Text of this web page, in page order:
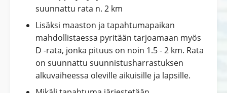
suunnattu rata n. 2 km
Lisäksi maaston ja tapahtumapaikan
mahdollistaessa pyritään tarjoamaan myös
D -rata, jonka pituus on noin 1.5 - 2 km. Rata
on suunnattu suunnistusharrastuksen
alkuvaiheessa oleville aikuisille ja lapsille.